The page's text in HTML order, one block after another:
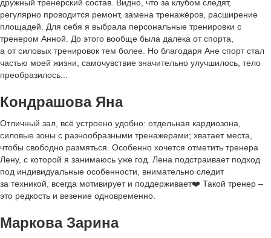
дружный тренерский состав. Видно, что за клубом следят,
регулярно проводится ремонт, замена тренажёров, расширение
площадей. Для себя я выбрала персональные тренировки с
тренером Анной. До этого вообще была далека от спорта,
а от силовых тренировок тем более. Но благодаря Ане спорт стал
частью моей жизни, самочувствие значительно улучшилось, тело
преобразилось...
Кондрашова Яна
Отличный зал, всё устроено удобно: отдельная кардиозона,
силовые зоны с разнообразными тренажерами; хватает места,
чтобы свободно размяться. Особенно хочется отметить тренера
Лену, с которой я занимаюсь уже год. Лена подстраивает подход
под индивидуальные особенности, внимательно следит
за техникой, всегда мотивирует и поддерживает❤️ Такой тренер –
это редкость и везение одновременно.
Маркова Зарина